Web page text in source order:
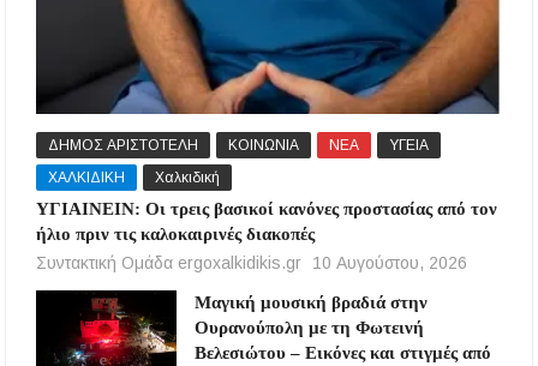
ΔΗΜΟΣ ΑΡΙΣΤΟΤΕΛΗ ΚΟΙΝΩΝΙΑ ΝΕΑ
ΥΓΕΙΑ
ΧΑΛΚΙΔΙΚΗ
Χαλκιδική
ΥΓΙΑΙΝΕΙΝ: Οι τρεις βασικοί κανόνες προστασίας από τον
ήλιο πριν τις καλοκαιρινές διακοπές
Συντακτική Ομάδα ergoxalkidikis.gr
10 Αυγούστου, 2026
Μαγική μουσική βραδιά στην
Ουρανούπολη με τη Φωτεινή
Βελεσιώτου – Εικόνες και στιγμές από